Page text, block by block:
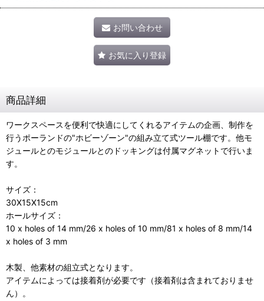
お問い合わせ
お気に入り登録
商品詳細
ワークスペースを便利で快適にしてくれるアイテムの企画、制作を
行うポーランドの"ホビーゾーン"の組み立て式ツール棚です。他モ
ジュールとのモジュールとのドッキングは付属マグネットで行いま
す。
サイズ：
30X15X15cm
ホールサイズ：
10 x holes of 14 mm/26 x holes of 10 mm/81 x holes of 8 mm/14
x holes of 3 mm
木製、他素材の組立式となります。
アイテムによっては接着剤が必要です（接着剤は含まれておりませ
ん）。